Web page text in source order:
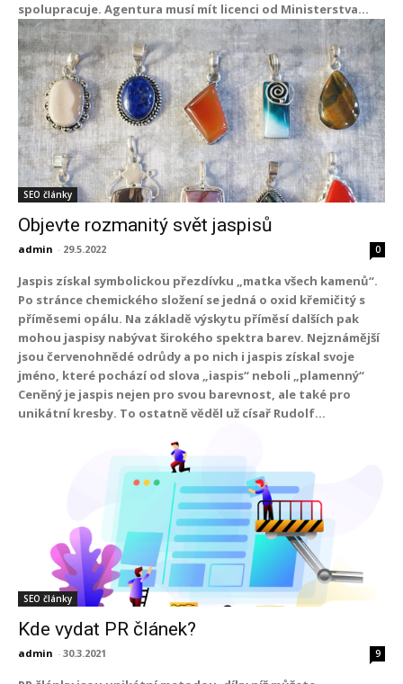
spolupracuje. Agentura musí mít licenci od Ministerstva...
SEO články
Objevte rozmanitý svět jaspisů
admin - 29.5.2022 0
Jaspis získal symbolickou přezdívku „matka všech kamenů“.
Po stránce chemického složení se jedná o oxid křemičitý s
příměsemi opálu. Na základě výskytu příměsí dalších pak
mohou jaspisy nabývat širokého spektra barev. Nejznámější
jsou červenohnědé odrůdy a po nich i jaspis získal svoje
jméno, které pochází od slova „iaspis“ neboli „plamenný“
Ceněný je jaspis nejen pro svou barevnost, ale také pro
unikátní kresby. To ostatně věděl už císař Rudolf...
SEO články
Kde vydat PR článek?
admin - 30.3.2021 9